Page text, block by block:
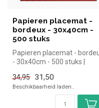
Papieren placemat -
bordeux - 30x40cm -
500 stuks
Papieren placemat -
- 30x40cm - 500 stuks |
in...
34,95 31,50
Beschikbaarheid laden..